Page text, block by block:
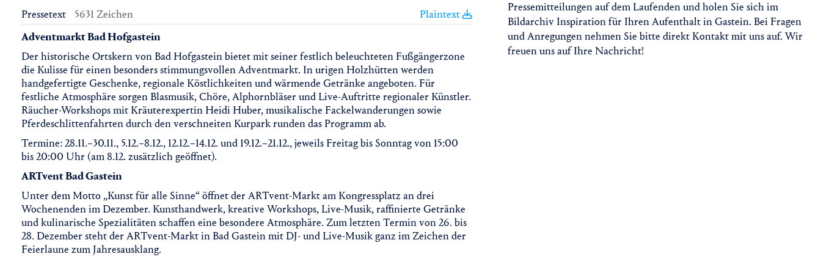
Pressetext 5631 Zeichen
Plaintext
Adventmarkt Bad Hofgastein
Der historische Ortskern von Bad Hofgastein bietet mit seiner festlich beleuchteten Fußgängerzone
die Kulisse für einen besonders stimmungsvollen Adventmarkt. In urigen Holzhütten werden
handgefertigte Geschenke, regionale Köstlichkeiten und wärmende Getränke angeboten. Für
festliche Atmosphäre sorgen Blasmusik, Chöre, Alphornbläser und Live-Auftritte regionaler Künstler.
Räucher-Workshops mit Kräuterexpertin Heidi Huber, musikalische Fackelwanderungen sowie
Pferdeschlittenfahrten durch den verschneiten Kurpark runden das Programm ab.
Termine: 28.11.–30.11., 5.12.–8.12., 12.12.–14.12. und 19.12.–21.12., jeweils Freitag bis Sonntag von 15:00
bis 20:00 Uhr (am 8.12. zusätzlich geöffnet).
ARTvent Bad Gastein
Unter dem Motto „Kunst für alle Sinne“ öffnet der ARTvent-Markt am Kongressplatz an drei
Wochenenden im Dezember. Kunsthandwerk, kreative Workshops, Live-Musik, raffinierte Getränke
und kulinarische Spezialitäten schaffen eine besondere Atmosphäre. Zum letzten Termin von 26. bis
28. Dezember steht der ARTvent-Markt in Bad Gastein mit DJ- und Live-Musik ganz im Zeichen der
Feierlaune zum Jahresausklang.
Pressemitteilungen auf dem Laufenden und holen Sie sich im
Bildarchiv Inspiration für Ihren Aufenthalt in Gastein. Bei Fragen
und Anregungen nehmen Sie bitte direkt Kontakt mit uns auf. Wir
freuen uns auf Ihre Nachricht!